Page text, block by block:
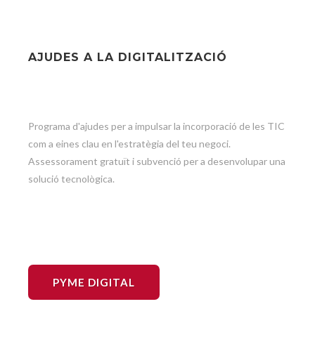
AJUDES A LA DIGITALITZACIÓ
Programa d'ajudes per a impulsar la incorporació de les TIC
com a eines clau en l'estratègia del teu negoci.
Assessorament gratuït i subvenció per a desenvolupar una
solució tecnològica.
PYME DIGITAL